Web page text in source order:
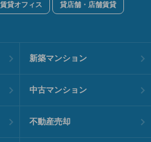
貸オフィス 貸店舗・店舗賃貸
新築マンション
中古マンション
不動産売却